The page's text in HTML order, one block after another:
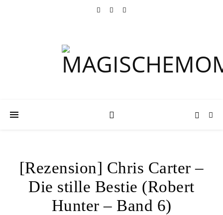
[Rezension] Chris Carter –
Die stille Bestie (Robert
Hunter – Band 6)